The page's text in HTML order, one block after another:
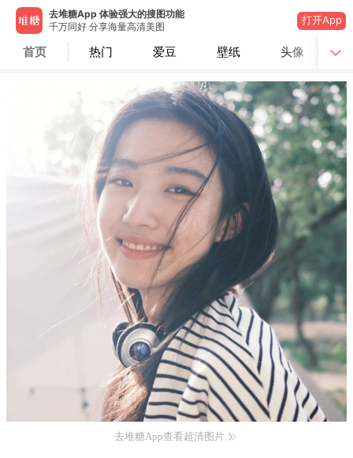
去堆糖App 体验强大的搜图功能
千万同好 分享海量高清美图
打开App
首页 热门 爱豆 壁纸 头像
去堆糖App查看超清图片